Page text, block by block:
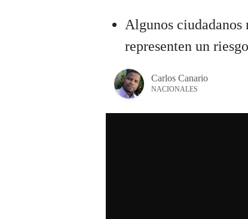
Algunos ciudadanos
representen un
Carlos Canario
NACIONALES